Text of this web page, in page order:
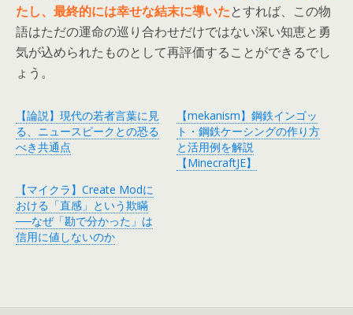
たし、最終的には幸せな結末に導いたとすれば、この物
語はただの運命の巡り合わせだけではない深い知恵と勇
気が込められたものとして再評価することができるでし
ょう。
【論説】現代の若者言葉に見
る、ニュースピークとの恐る
べき共通点
【mekanism】鋼鉄インゴッ
ト・鋼鉄ケーシングの作り方
と活用例を解説
【MinecraftJE】
【マイクラ】Create Modに
おける「直感」という欺瞞
──なぜ「勘で分かった」は
信用に値しないのか